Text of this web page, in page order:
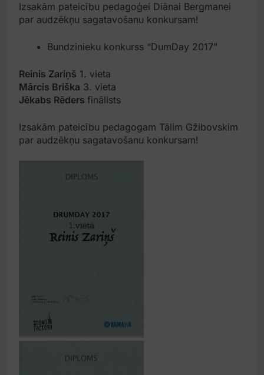
Izsakām pateicību pedagoģei Diānai Bergmanei
par audzēkņu sagatavošanu konkursam!
Bundzinieku konkurss “DumDay 2017”
Reinis Zariņš 1. vieta
Mārcis Briška 3. vieta
Jēkabs Rēders finālists
Izsakām pateicību pedagogam Tālim Gžibovskim
par audzēkņu sagatavošanu konkursam!